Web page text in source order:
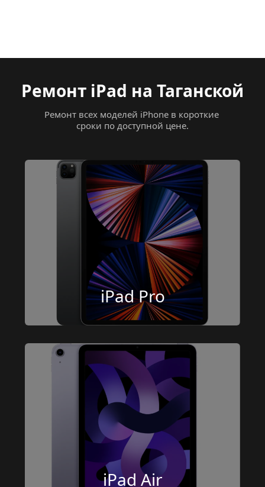
Ремонт iPad на Таганской
Ремонт всех моделей iPhone в короткие
сроки по доступной цене.
iPad Pro
iPad Air